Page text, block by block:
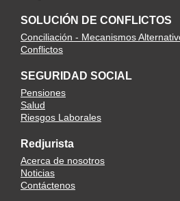
SOLUCIÓN DE CONFLICTOS
Conciliación - Mecanismos
Conflictos
SEGURIDAD SOCIAL
Pensiones
Salud
Riesgos Laborales
Redjurista
Acerca de nosotros
Noticias
Contáctenos